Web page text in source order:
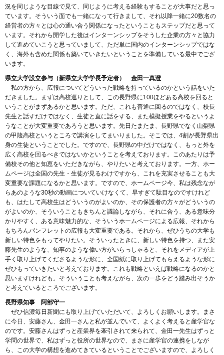
況を同じような目線で見て、同じように考える経験もすることが大事だと思っ
ています。そういう面でも一緒になって行きまして、それ以降一緒に20数名の
経営者の方々とは心の通い合う関係になったということもステップだと思って
います。それから開学した後はインターンシップをそうした企業の方々と協力
して進めていこうと思っていまして、ただ単に国内のインターンシップではな
く、海外も含めた関係も築いていきたいということを準備している最中でござ
います。
県立大学設立参与（新県立大学学長予定者） 金田一真澄
私の方から、広報についてどういった戦略を持っているのかという話をいた
だきました。まずは高校巡りとして、この長野県に100ほどある高校を回ると
いうことがまずあるかと思います。ただ、これも普通に回るのではなく、校長
先生と話すだけではなく、生徒と直に話をする、また模擬授業をやるというよ
うなことが大変重要であろうと思います。先日たまたま、長野県でなく山梨県
の甲陵高校というところで講演をしてまいりました。そこでは、4割が長野県出
身の生徒ということでした。ですので、長野県の中だけではなく、もっと外を
広く高校を回るべきではないかということを考えております。このあたりは予
備校その他と知恵をいただきながら、やりたいと考えております。一方、ホー
ムページは全国の先生・生徒が見るわけですから、これを充実させることも大
変重要な課題になるかと思います。ですので、ホームページ今、私は残念なが
らあのような30秒の動画についていけなくて、早すぎて駄目なのですけれど
も、はたして高校生はどういうのがよいのか、その保護者の方々がどういうの
がよいのか、そういうこともきちんと議論しながら、それに合う、ある意味分
かりやすく、ある意味魅力的な、そういうホームページによる広報、それから
もちろんパンフレットの広報も大変重要である。それから、ぜひうちの大学も
新しい特色をもってやりたい。そういったときに、新しい特色を持つ、また安
藤先生のような、知事のような偉い方がいらっしゃると、それをメディアが上
手く取り上げてくださるような形に、全国紙に取り上げてもらえるような形に
ぜひもっていきたいと考えております。これも戦略といえば戦略になるのかと
思いますけれども。そういうことも考えながら、次の一歩をどう踏み出そうか
と考えているところでございます。
長野県知事 阿部守一
ぜひ信濃毎日新聞にも取り上げていただいて、よろしくお願いします。まさ
に今日、安藤さん、金田一さんと私が並んでいて、よくよく考えると産学官な
のです。安藤さんはずっと産業界を牽引されて来られて、金田一先生はずっと
学問の世界で、私はずっと役所の世界なので、まさに産学官の連携をしなが
ら、この大学の構想を進めてきているということでございますので、よろしく